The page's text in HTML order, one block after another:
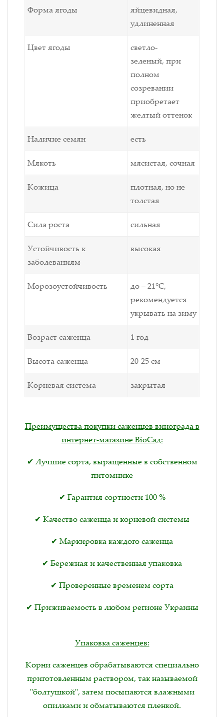
Форма ягоды
яйцевидная,
удлиненная
Цвет ягоды
светло-
зеленый, при
полном
созревании
приобретает
желтый оттенок
Наличие семян есть
Мякоть мясистая, сочная
Кожица
плотная, но не
толстая
Сила роста сильная
Устойчивость к
заболеваниям
высокая
Морозоустойчивость
до – 21°С,
рекомендуется
укрывать на зиму
Возраст саженца 1 год
Высота саженца 20-25 см
Корневая система закрытая
Преимущества покупки саженцев винограда в
интернет-магазине BioСад:
✔ Лучшие сорта, выращенные в собственном
питомнике
✔ Гарантия сортности 100 %
✔ Качество саженца и корневой системы
✔ Маркировка каждого саженца
✔ Бережная и качественная упаковка
✔ Проверенные временем сорта
✔ Приживаемость в любом регионе Украины
Упаковка саженцев:
Корни саженцев обрабатываются специально
приготовленным раствором, так называемой
"болтушкой", затем посыпаются влажными
опилками и обматываются пленкой.